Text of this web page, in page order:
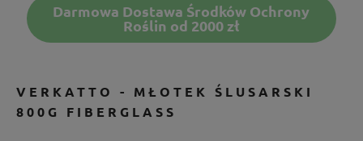
Darmowa Dostawa Środków Ochrony
Roślin od 2000 zł
VERKATTO - MŁOTEK ŚLUSARSKI
800G FIBERGLASS